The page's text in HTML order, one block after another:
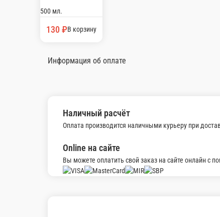
500 мл.
130 ₽В корзину
Информация об оплате
Наличный расчёт
Оплата производится наличными курьеру при
Online на сайте
Вы можете оплатить свой заказ на сайте онлайн с